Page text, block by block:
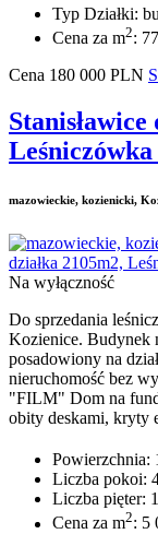
Typ Działki:
Cena za m2:
Cena 180 000 PLN
Stanisławice
Leśniczówka
mazowieckie, kozienicki,
Na wyłączność
Do sprzedania
Kozienice. Budynek
posadowiony na
nieruchomość bez
"FILM" Dom na
obity deskami, kryty
Powierzchnia:
Liczba pokoi:
Liczba pięter: 1
Cena za m2: 5